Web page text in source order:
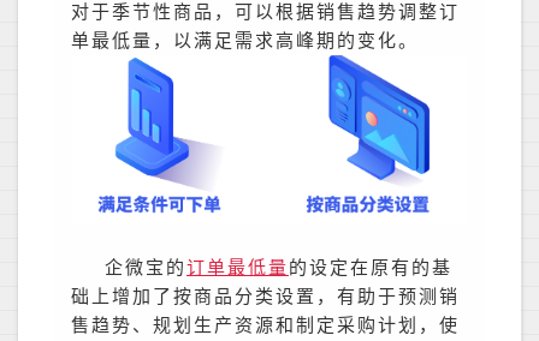
对于季节性商品，可以根据销售趋势调整订
单最低量，以满足需求高峰期的变化。
企微宝的订单最低量的设定在原有的基
础上增加了按商品分类设置，有助于预测销
售趋势、规划生产资源和制定采购计划，使